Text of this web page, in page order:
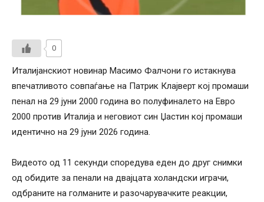
0
Италијанскиот новинар Масимо Фалчони го истакнува
впечатливото совпаѓање на Патрик Клајверт кој промаши
пенал на 29 јуни 2000 година во полуфиналето на Евро
2000 против Италија и неговиот син Џастин кој промаши
идентично на 29 јуни 2026 година.
Видеото од 11 секунди споредува еден до друг снимки
од обидите за пенали на двајцата холандски играчи,
одбраните на голманите и разочарувачките реакции,